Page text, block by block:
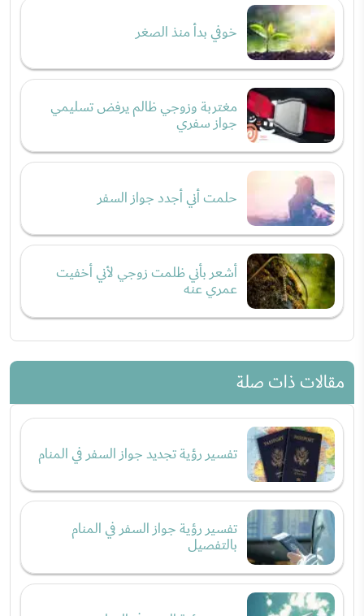
خوفي بدأ منذ الصغر
مغتربة وزوجي ظالم يرفض تسليمي
جواز سفري
حلمت أني أجدد جواز السفر
أشعر بأني ظلمت زوجي لأني أخفيت
عمري عنه
مقالات ذات صلة
تفسير رؤية تجديد جواز السفر في المنام
تفسير رؤية جواز السفر في المنام
بالتفصيل